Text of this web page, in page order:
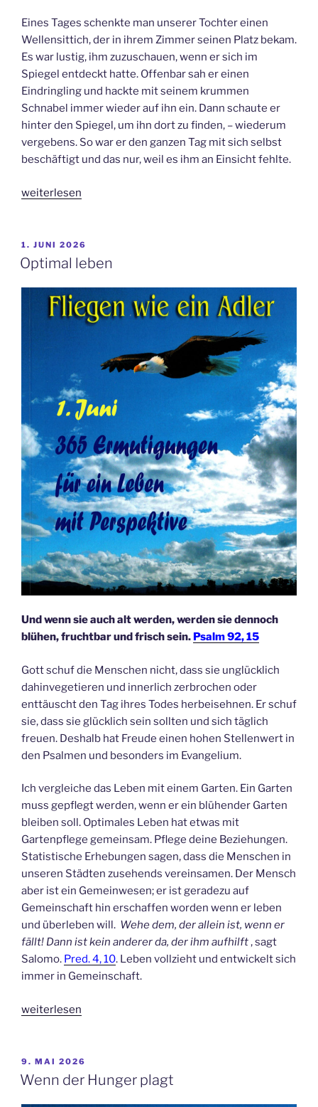
Eines Tages schenkte man unserer Tochter einen
Wellensittich, der in ihrem Zimmer seinen Platz bekam.
Es war lustig, ihm zuzuschauen, wenn er sich im
Spiegel entdeckt hatte. Offenbar sah er einen
Eindringling und hackte mit seinem krummen
Schnabel immer wieder auf ihn ein. Dann schaute er
hinter den Spiegel, um ihn dort zu finden, – wiederum
vergebens. So war er den ganzen Tag mit sich selbst
beschäftigt und das nur, weil es ihm an Einsicht fehlte.
„Der
eigene
Herz“
weiterlesen
VERÖFFENTLICHT
AM
1. JUNI 2026
Optimal leben
Und wenn sie auch alt werden, werden sie dennoch
blühen, fruchtbar und frisch sein. Psalm 92, 15
Gott schuf die Menschen nicht, dass sie unglücklich
dahinvegetieren und innerlich zerbrochen oder
enttäuscht den Tag ihres Todes herbeisehnen. Er schuf
sie, dass sie glücklich sein sollten und sich täglich
freuen. Deshalb hat Freude einen hohen Stellenwert in
den Psalmen und besonders im Evangelium.
Ich vergleiche das Leben mit einem Garten. Ein Garten
muss gepflegt werden, wenn er ein blühender Garten
bleiben soll. Optimales Leben hat etwas mit
Gartenpflege gemeinsam. Pflege deine Beziehungen.
Statistische Erhebungen sagen, dass die Menschen in
unseren Städten zusehends vereinsamen. Der Mensch
aber ist ein Gemeinwesen; er ist geradezu auf
Gemeinschaft hin erschaffen worden wenn er leben
und überleben will. Wehe dem, der allein ist, wenn er
fällt! Dann ist kein anderer da, der ihm aufhilft, sagt
Salomo. Pred. 4, 10. Leben vollzieht und entwickelt sich
immer in Gemeinschaft.
„Optimal
weiterlesen
VERÖFFENTLICHT
AM
9. MAI 2026
Wenn der Hunger plagt